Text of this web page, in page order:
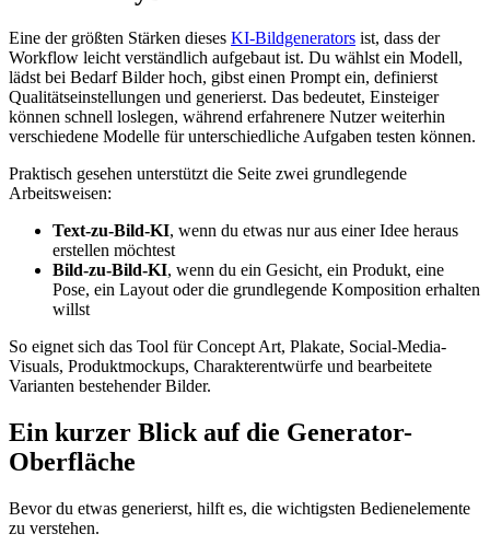
Eine der größten Stärken dieses KI-Bildgenerators ist, dass der
Workflow leicht verständlich aufgebaut ist. Du wählst ein Modell,
lädst bei Bedarf Bilder hoch, gibst einen Prompt ein, definierst
Qualitätseinstellungen und generierst. Das bedeutet, Einsteiger
können schnell loslegen, während erfahrenere Nutzer weiterhin
verschiedene Modelle für unterschiedliche Aufgaben testen können.
Praktisch gesehen unterstützt die Seite zwei grundlegende
Arbeitsweisen:
Text-zu-Bild-KI, wenn du etwas nur aus einer Idee heraus
erstellen möchtest
Bild-zu-Bild-KI, wenn du ein Gesicht, ein Produkt, eine
Pose, ein Layout oder die grundlegende Komposition erhalten
willst
So eignet sich das Tool für Concept Art, Plakate, Social-Media-
Visuals, Produktmockups, Charakterentwürfe und bearbeitete
Varianten bestehender Bilder.
Ein kurzer Blick auf die Generator-
Oberfläche
Bevor du etwas generierst, hilft es, die wichtigsten Bedienelemente
zu verstehen.